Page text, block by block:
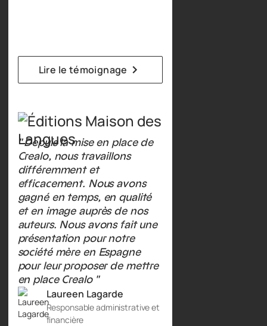
Lire le témoignage
" Depuis la mise en place de
Crealo, nous travaillons
différemment et
efficacement. Nous avons
gagné en temps, en qualité
et en image auprès de nos
auteurs. Nous avons fait une
présentation pour notre
société mère en Espagne
pour leur proposer de mettre
en place Crealo "
Laureen Lagarde
Responsable administrative et
financière